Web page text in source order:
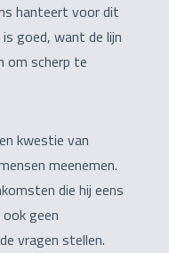
hanteert voor dit
goed, want de lijn
om scherp te
kwestie van
meenemen.
die hij eens
geen
vragen stellen.